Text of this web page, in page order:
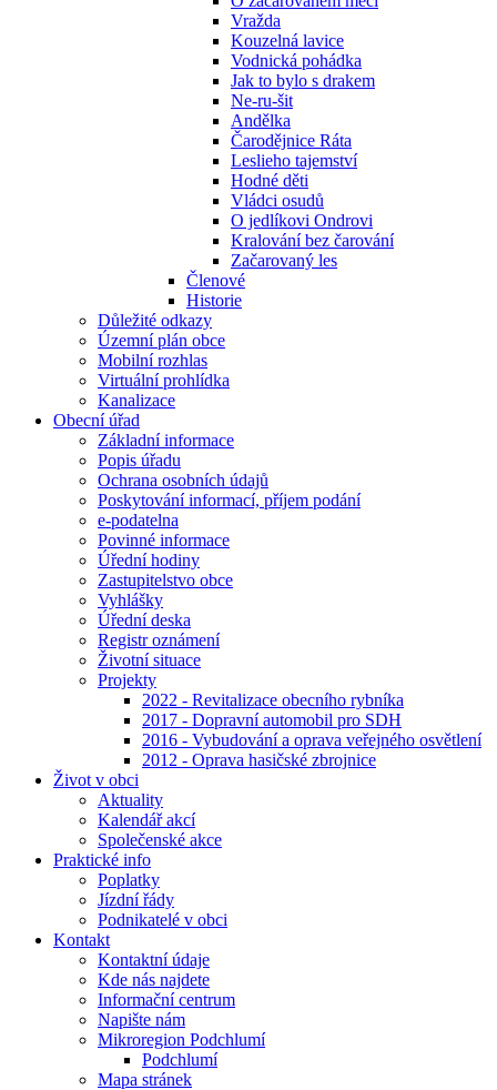
Vražda
Kouzelná lavice
Vodnická pohádka
Jak to bylo s drakem
Ne-ru-šit
Andělka
Čarodějnice Ráta
Leslieho tajemství
Hodné děti
Vládci osudů
O jedlíkovi Ondrovi
Kralování bez čarování
Začarovaný les
Členové
Historie
Důležité odkazy
Územní plán obce
Mobilní rozhlas
Virtuální prohlídka
Kanalizace
Obecní úřad
Základní informace
Popis úřadu
Ochrana osobních údajů
Poskytování informací, příjem podání
e-podatelna
Povinné informace
Úřední hodiny
Zastupitelstvo obce
Vyhlášky
Úřední deska
Registr oznámení
Životní situace
Projekty
2022 - Revitalizace obecního rybníka
2017 - Dopravní automobil pro SDH
2016 - Vybudování a oprava veřejného osvětlení
2012 - Oprava hasičské zbrojnice
Život v obci
Aktuality
Kalendář akcí
Společenské akce
Praktické info
Poplatky
Jízdní řády
Podnikatelé v obci
Kontakt
Kontaktní údaje
Kde nás najdete
Informační centrum
Napište nám
Mikroregion Podchlumí
Podchlumí
Mapa stránek